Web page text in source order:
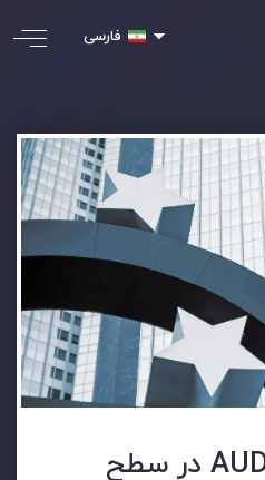
فارسی
خرس های AUD/USD در سطح